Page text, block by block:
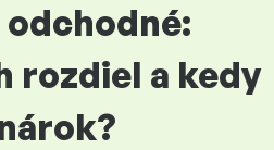
rozdiel a kedy